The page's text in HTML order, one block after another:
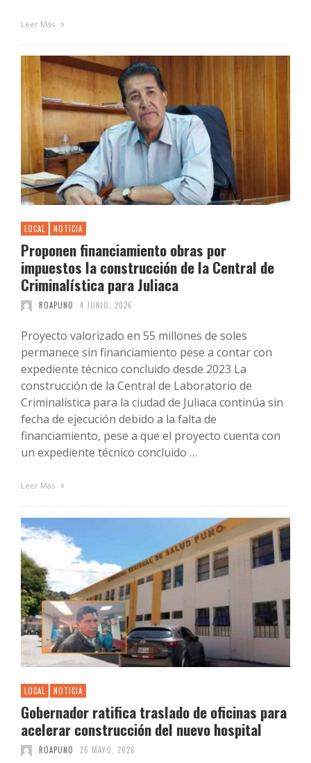
Leer Más
LOCAL NOTICIA
Proponen financiamiento obras por
impuestos la construcción de la Central de
Criminalística para Juliaca
ROAPUNO 4 JUNIO, 2026
Proyecto valorizado en 55 millones de soles
permanece sin financiamiento pese a contar con
expediente técnico concluido desde 2023 La
construcción de la Central de Laboratorio de
Criminalística para la ciudad de Juliaca continúa sin
fecha de ejecución debido a la falta de
financiamiento, pese a que el proyecto cuenta con
un expediente técnico concluido …
Leer Más
LOCAL NOTICIA
Gobernador ratifica traslado de oficinas para
acelerar construcción del nuevo hospital
ROAPUNO 26 MAYO, 2026